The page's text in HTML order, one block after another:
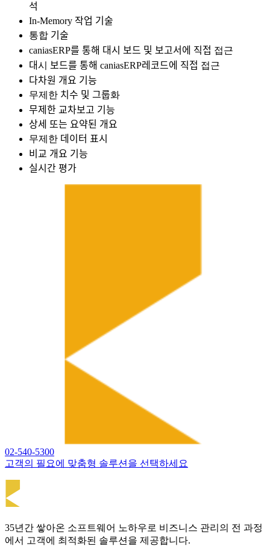
석
In-Memory 작업 기술
통합 기술
caniasERP를 통해 대시 보드 및 보고서에 직접 접근
대시 보드를 통해 caniasERP레코드에 직접 접근
다차원 개요 기능
무제한 치수 및 그룹화
무제한 교차보고 기능
상세
또는 요약된 개요
무제한 데이터 표시
비교 개요 기능
실시간 평가
02-540-5300
고객의 필요에 맞춤형 솔루션을 선택하세요
35년간 쌓아온 소프트웨어 노하우로 비즈니스 관리의 전 과정
에서 고객에 최적화된 솔루션을 제공합니다.